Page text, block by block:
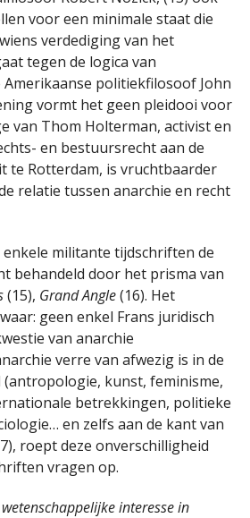
voor een minimale staat die
verdediging van het
tegen de logica van
politiekfilosoof John
vormt het geen pleidooi voor
van Thom Holterman, activist en
en bestuursrecht aan de
te Rotterdam, is vruchtbaarder
relatie tussen anarchie en recht
militante tijdschriften de
behandeld door het prisma van
(15), Grand Angle(16). Het
geen enkel Frans juridisch
van anarchie
verre van afwezig is in de
(antropologie, kunst, feminisme,
betrekkingen, politieke
en zelfs aan de kant van
roept deze onverschilligheid
vragen op.
interesse in